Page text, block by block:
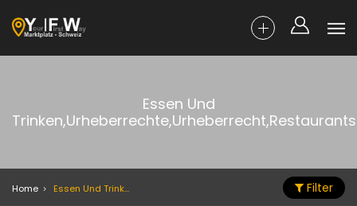
Essen Und
Trinken,Urheberrechte,Urheberrecht,Restaurants
Home Essen Und Trinken,Urheberrechte,Urheberrecht,Restaurants Filter